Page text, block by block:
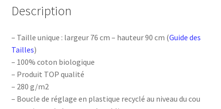
Description
– Taille unique : largeur 76 cm – hauteur 90 cm (Guide des
Tailles)
– 100% coton biologique
– Produit TOP qualité
– 280 g/m2
– Boucle de réglage en plastique recyclé au niveau du cou